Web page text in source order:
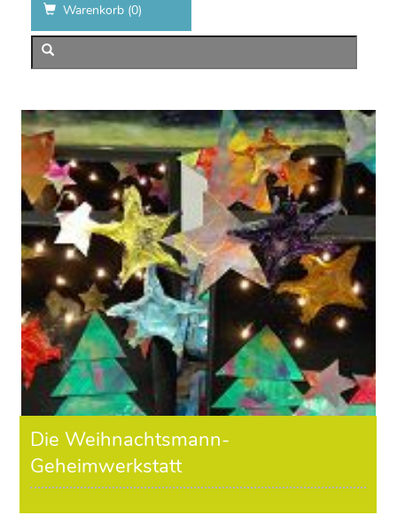
Warenkorb (0)
Die Weihnachtsmann-
Geheimwerkstatt